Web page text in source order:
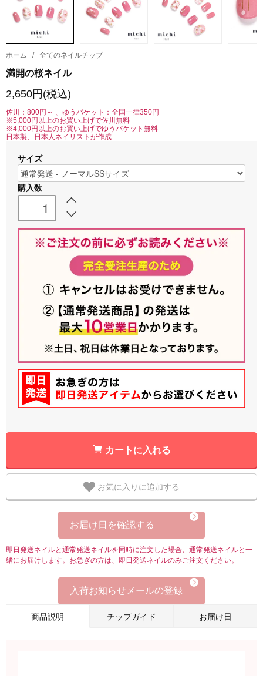
ホーム / 全てのネイルチップ
満開の桜ネイル
2,650円(税込)
佐川：800円～ 、ゆうパケット：全国一律350円
※5,000円以上のお買い上げで佐川無料
※4,000円以上のお買い上げでゆうパケット無料
日本製、日本人ネイリストが作成
サイズ
購入数
カートに入れる
お気に入りに追加する
お届け日を確認する
即日発送ネイルと通常発送ネイルを同時に注文した場合、通常発送ネイルと一
緒にお届けします。お急ぎの方は、即日発送ネイルのみご注文ください。
入荷お知らせメールの登録
商品説明 チップガイド お届け日